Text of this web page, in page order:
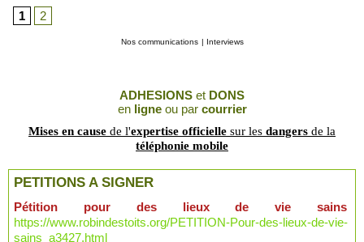
ADHESIONS et DONS
en ligneou par courrier
Mises en cause de l'expertise officielle sur les dangers de la
téléphonie mobile
PETITIONS A SIGNER
Pétition pour des lieux de vie sains
https://www.robindestoits.org/PETITION-Pour-des-lieux-de-vie-
sains_a3427.html
1
2
Nos communications | Interviews